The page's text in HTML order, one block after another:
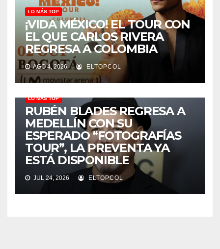
LO MÁS TOP
¡VIDA MÉXICO! EL TOUR CON
EL QUE CARLOS RIVERA
REGRESA A COLOMBIA
AGO 4, 2026 ELTOPCOL
LO MÁS TOP
RUBÉN BLADES REGRESA A
MEDELLÍN CON SU
ESPERADO “FOTOGRAFÍAS
TOUR”, LA PREVENTA YA
ESTÁ DISPONIBLE
JUL 24, 2026 ELTOPCOL